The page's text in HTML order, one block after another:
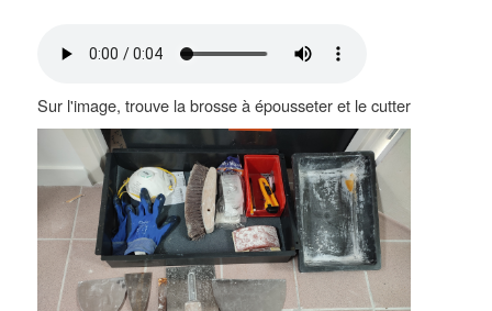
Sur l'image, trouve la brosse à épousseter et le cutter